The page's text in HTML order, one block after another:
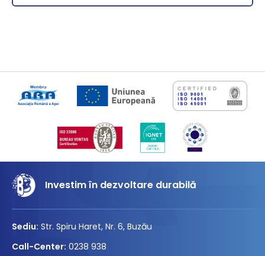
Investim în dezvoltare durabilă
Sediu: Str. Spiru Haret, Nr. 6, Buzău
Call-Center: 0238 938